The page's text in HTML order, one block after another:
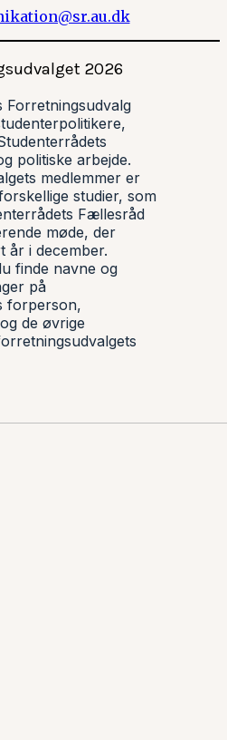
2026
Forretningsudvalg
politiske arbejde.
medlemmer er
studier, som
Fællesråd
møde, der
år i december.
finde navne og
på
forperson,
de øvrige